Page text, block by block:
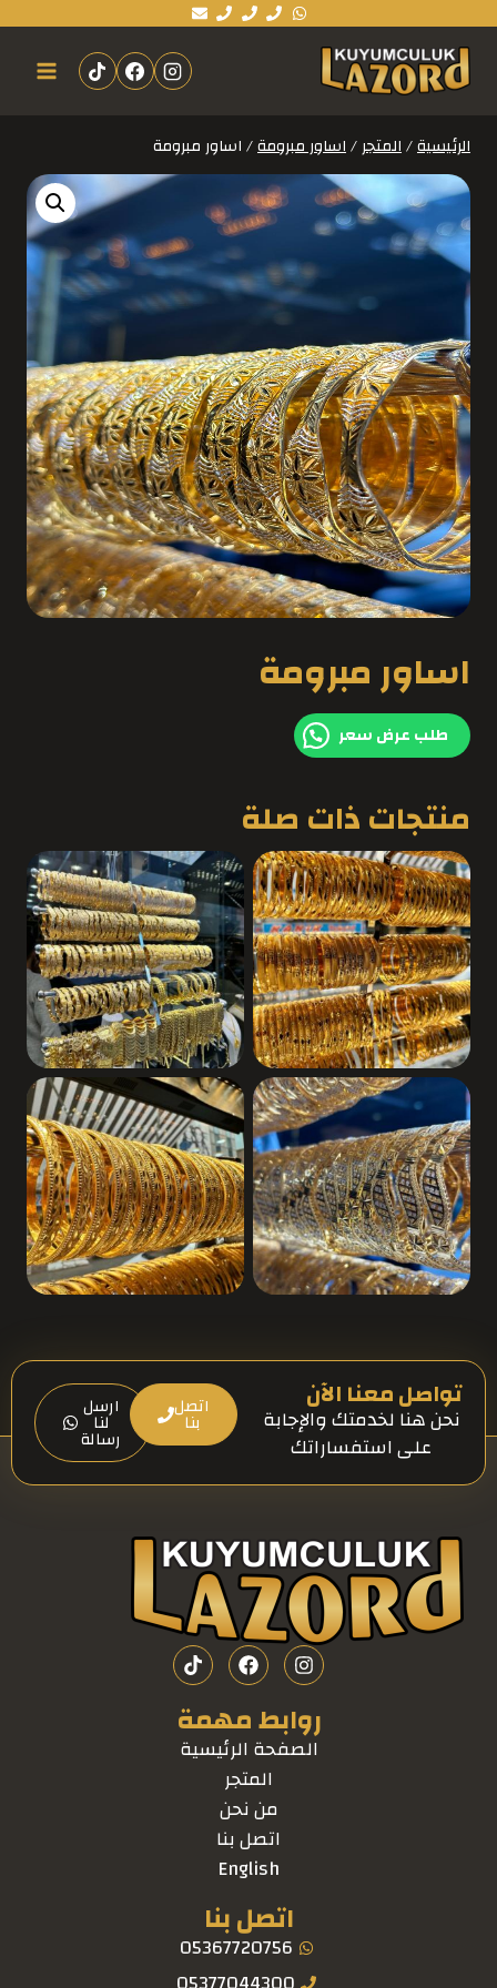
الرئيسية/المتجر/اساور مبرومة/اساور مبرومة
اساور مبرومة
طلب عرض سعر
منتجات ذات صلة
تواصل معنا الآن
نحن هنا لخدمتك والإجابة
على استفساراتك
اتصل
بنا
ارسل
لنا
رسالة
روابط مهمة
الصفحة الرئيسية
المتجر
من نحن
اتصل بنا
English
اتصل بنا
05367720756